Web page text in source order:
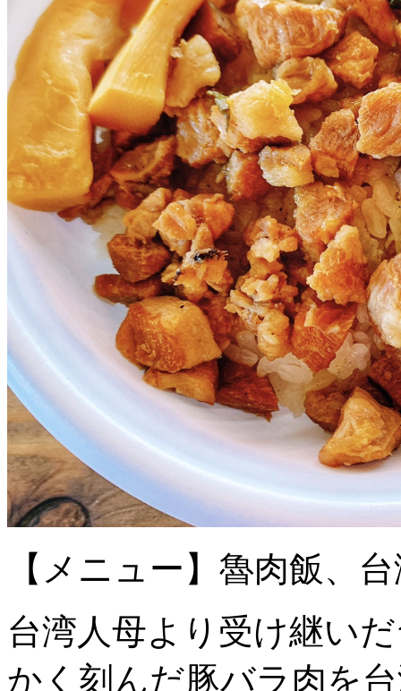
【メニュー】魯肉飯、
台湾人母より受け継い
かく刻んだ豚バラ肉を